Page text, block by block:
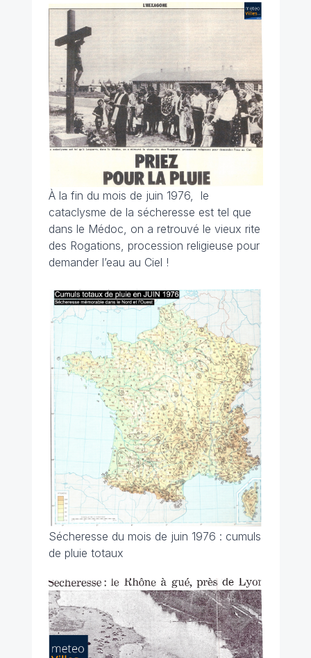
À la fin du mois de juin 1976, le
cataclysme de la sécheresse est tel que
dans le Médoc, on a retrouvé le vieux rite
des Rogations, procession religieuse pour
demander l’eau au Ciel !
Sécheresse du mois de juin 1976 : cumuls
de pluie totaux